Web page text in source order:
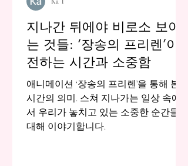
지나간 뒤에야 비로소 보이
는 것들: ‘장송의 프리렌’이
전하는 시간과 소중함
애니메이션 ‘장송의 프리렌’을 통해 본
시간의 의미. 스쳐 지나가는 일상 속에
서 우리가 놓치고 있는 소중한 순간들에
대해 이야기합니다.